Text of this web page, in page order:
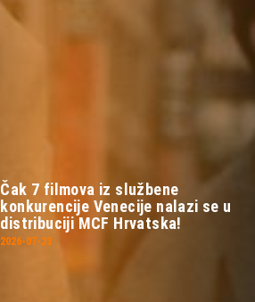
Čak 7 filmova iz službene
konkurencije Venecije nalazi se u
distribuciji MCF Hrvatska!
2026-07-23